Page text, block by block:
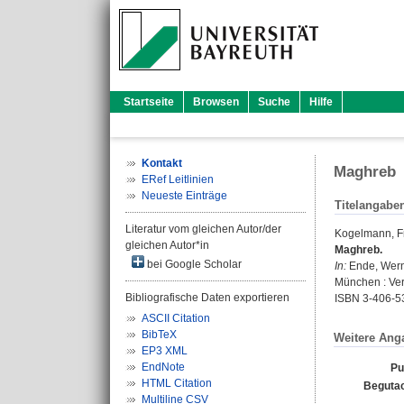
Startseite Browsen Suche Hilfe
Kontakt
ERef Leitlinien
Neueste Einträge
Literatur vom gleichen Autor/der
gleichen Autor*in
bei Google Scholar
Bibliografische Daten exportieren
ASCII Citation
BibTeX
EP3 XML
EndNote
HTML Citation
Multiline CSV
Maghreb
Kogelmann,
Maghreb.
In: Ende,
München :
ISBN 3-406-
Weitere